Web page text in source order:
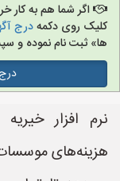
اگر شما هم به کار
کلیک روی دکمهدرج
ها» ثبت نام نموده و
نرم افزار
هزینه‌های